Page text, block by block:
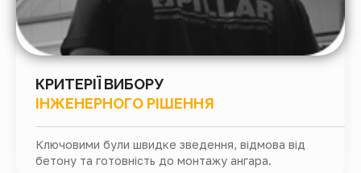
КРИТЕРІЇ ВИБОРУ
ІНЖЕНЕРНОГО РІШЕННЯ
Ключовими були швидке зведення, відмова від
бетону та готовність до монтажу ангара.